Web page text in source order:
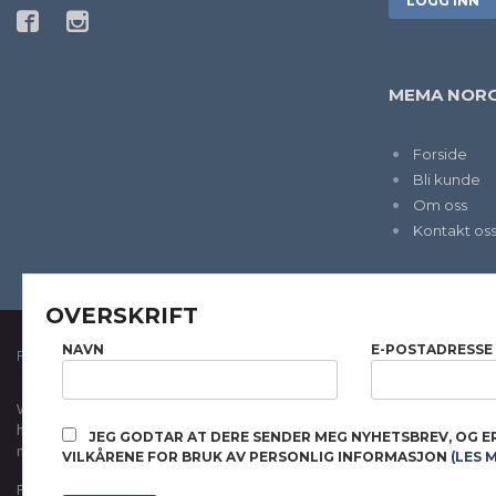
MEMA
Forside
Bli kunde
Om oss
Kontakt oss
FRAKT KJØPSBETINGELSER SIKKERHET OG PERSONVERN
Vår nettbutikk bruker cookies slik at du får en bedre kjøpsopplevelse og vi kan
hovedsaklig til å lagre innloggingsdetaljer og huske hva du har puttet i
normalt om du godtar dette.Les merellerendre innstillinger for cookies.
Powered by
OVERSKRIFT
NAVN E-POSTADRESSE
JEG GODTAR AT DERE SENDER MEG NYHETSBREV, OG
VILKÅRENE FOR BRUK AV PERSONLIG INFORMASJON (LES